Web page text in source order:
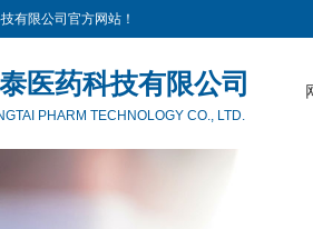
有限公司官方网站！
医药科技有限公司
PHARM TECHNOLOGY CO., LTD.